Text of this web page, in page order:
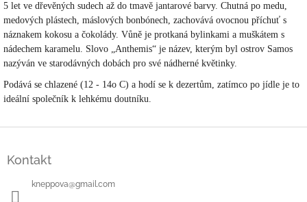
5 let ve dřevěných sudech až do tmavě jantarové barvy. Chutná po medu,
medových plástech, máslových bonbónech, zachovává ovocnou příchuť s
náznakem kokosu a čokolády. Vůně je protkaná bylinkami a muškátem s
nádechem karamelu. Slovo „Anthemis“ je název, kterým byl ostrov Samos
nazýván ve starodávných dobách pro své nádherné květinky.
Podává se chlazené (12 - 14o C) a hodí se k dezertům, zatímco po jídle je to
ideální společník k lehkému doutníku.
Kontakt
kneppova@gmail.com